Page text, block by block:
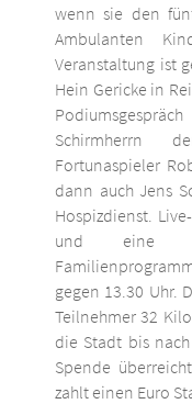
wenn sie den
Ambulanten
Veranstaltung ist
Hein Gericke in
Schirmherrn
Fortunaspieler
dann auch Jens
Hospizdienst.
und eine
gegen 13.30 Uhr.
Teilnehmer 32
die Stadt bis
Spende
zahlt einen Euro